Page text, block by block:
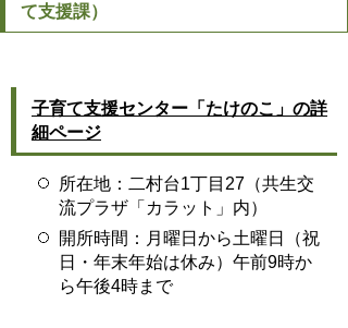
て支援課）
子育て支援センター「たけのこ」の詳
細ページ
所在地：二村台1丁目27（共生交
流プラザ「カラット」内）
開所時間：月曜日から土曜日（祝
日・年末年始は休み）午前9時か
ら午後4時まで